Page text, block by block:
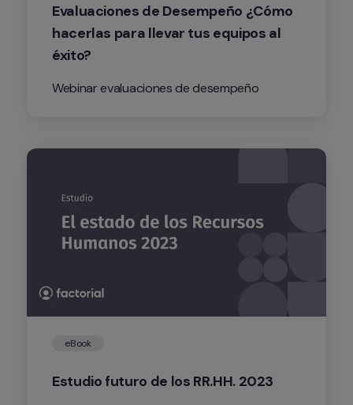
Evaluaciones de Desempeño ¿Cómo
hacerlas para llevar tus equipos al
éxito?
Webinar evaluaciones de desempeño
eBook
Estudio futuro de los RR.HH. 2023